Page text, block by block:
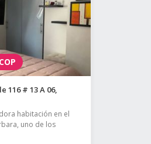
COP
116 # 13 A 06,
habitación en el
uno de los